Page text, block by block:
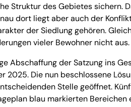
Struktur des Gebietes sichern.
dort liegt aber auch der
der Siedlung gehören.
vieler Bewohner nicht aus.
Abschaffung der Satzung ins
Die nun beschlossene
Stelle geöffnet.
blau markierten